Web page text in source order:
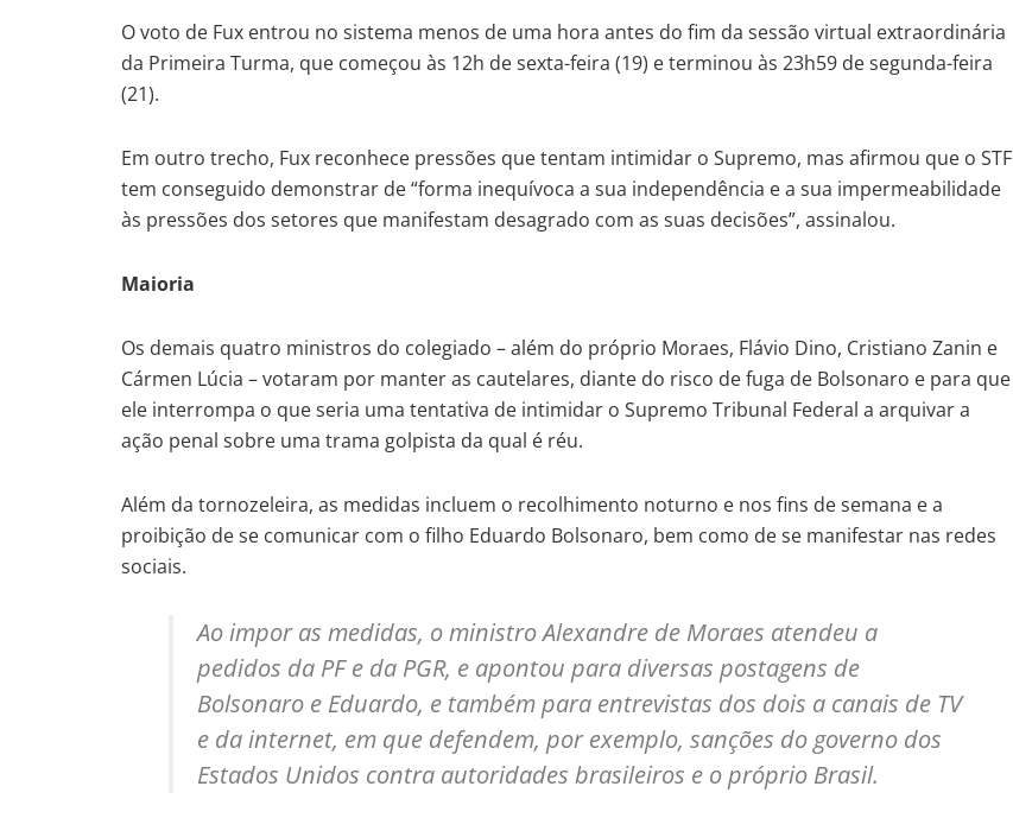
O voto de Fux entrou no sistema menos de uma hora antes do fim da sessão virtual extraordinária
da Primeira Turma, que começou às 12h de sexta-feira (19) e terminou às 23h59 de segunda-feira
(21).
Em outro trecho, Fux reconhece pressões que tentam intimidar o Supremo, mas afirmou que o STF
tem conseguido demonstrar de “forma inequívoca a sua independência e a sua impermeabilidade
às pressões dos setores que manifestam desagrado com as suas decisões”, assinalou.
Maioria
Os demais quatro ministros do colegiado – além do próprio Moraes, Flávio Dino, Cristiano Zanin e
Cármen Lúcia – votaram por manter as cautelares, diante do risco de fuga de Bolsonaro e para que
ele interrompa o que seria uma tentativa de intimidar o Supremo Tribunal Federal a arquivar a
ação penal sobre uma trama golpista da qual é réu.
Além da tornozeleira, as medidas incluem o recolhimento noturno e nos fins de semana e a
proibição de se comunicar com o filho Eduardo Bolsonaro, bem como de se manifestar nas redes
sociais.
Ao impor as medidas, o ministro Alexandre de Moraes atendeu a
pedidos da PF e da PGR, e apontou para diversas postagens de
Bolsonaro e Eduardo, e também para entrevistas dos dois a canais de TV
e da internet, em que defendem, por exemplo, sanções do governo dos
Estados Unidos contra autoridades brasileiros e o próprio Brasil.